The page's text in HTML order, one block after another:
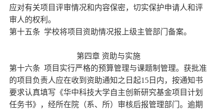
应对有关项目评审情况和内容保密，切实保护申请人和评
审人的权利。
第十五条 学校将项目资助情况报上级主管部门备案。
第四章 资助与实施
第十六条 项目实行严格的预算管理与课题制管理。获批准
的项目负责人应在收到资助通知之日起15 日内，按通知书
要求认真填写《华中科技大学自主创新研究基金项目计划
任务书》，经所在院（系、所）审核后报管理部门。逾期